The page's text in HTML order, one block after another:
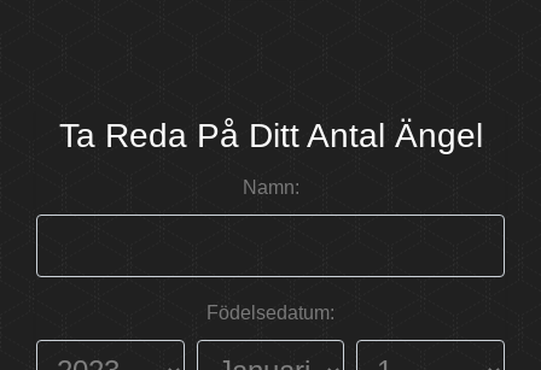
Ta Reda På Ditt Antal Ängel
Namn:
Födelsedatum: